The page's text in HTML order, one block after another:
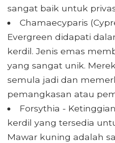
sangat baik untuk
Chamaecyparis
Evergreen didapati
kerdil. Jenis emas
yang sangat unik.
semula jadi dan
pemangkasan atau
Forsythia -
kerdil yang tersedia
Mawar kuning adalah